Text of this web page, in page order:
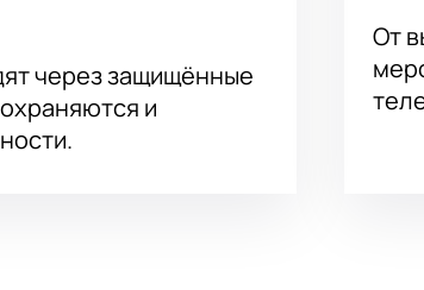
через защищённые
и
От